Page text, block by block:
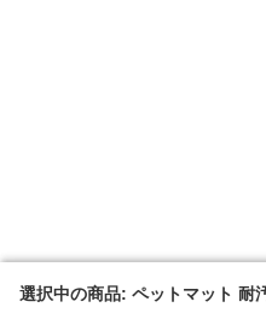
選択中の商品: ペットマット 耐
選択中の商品: ペットマット 耐